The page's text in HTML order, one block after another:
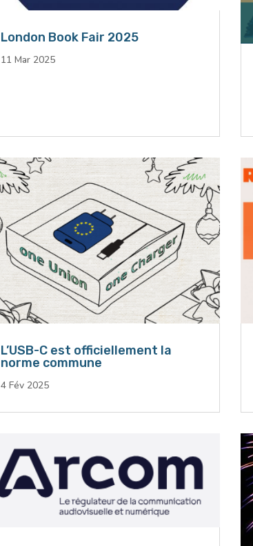
London Book Fair 2025
11 Mar 2025
L’USB-C est officiellement la
norme commune
4 Fév 2025